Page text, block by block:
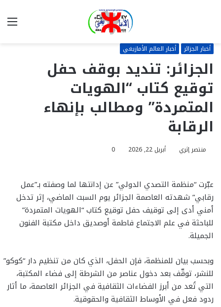
أخبار الجزائر أخبار العالم الأمازيغي
الجزائر: تنديد بوقف حفل
توقيع كتاب “الهويات
المتمردة” ومطالب بإنهاء
الرقابة
منتصر إثري أبريل 22, 2026 0
عبّرت “منظمة التصدي الدولي” عن إدانتها لما وصفته بـ”عمل
رقابي” شهدته العاصمة الجزائر يوم السبت الماضي، إثر تدخل
أمني أدى إلى توقيف حفل توقيع كتاب “الهويات المتمردة”
للباحثة في علم الاجتماع فاطمة أوصديق داخل مكتبة الفنون
الجميلة.
وبحسب بيان للمنظمة، فإن الحفل، الذي كان من تنظيم دار “كوكو”
للنشر، توقّف بعد دخول عناصر من الشرطة إلى فضاء المكتبة،
التي تُعد من أبرز الفضاءات الثقافية في الجزائر العاصمة، ما أثار
ردود فعل في الأوساط الثقافية والحقوقية.